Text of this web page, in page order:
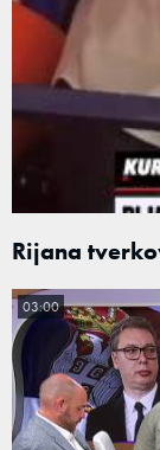
Rijana
03:00